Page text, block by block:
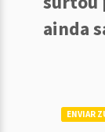
ainda
ENVIAR